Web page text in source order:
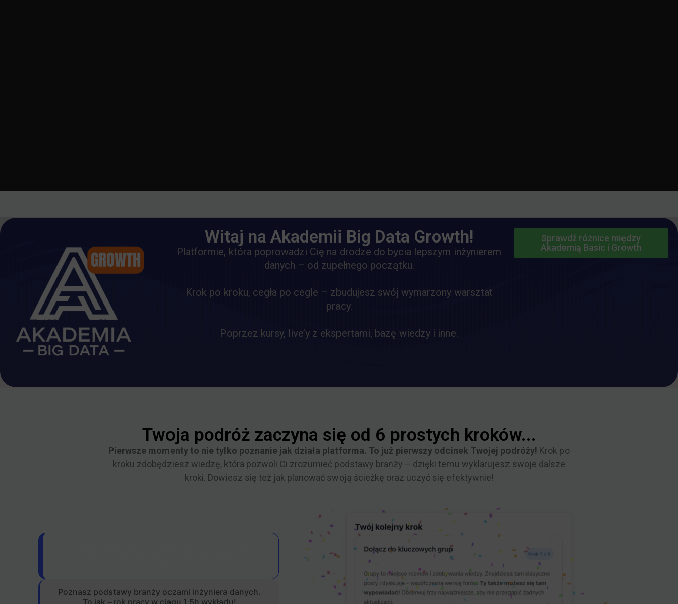
Witaj na Akademii Big Data Growth!
Platformie, która poprowadzi Cię na drodze do bycia lepszym inżynierem
danych – od zupełnego początku.
Krok po kroku, cegła po cegle – zbudujesz swój wymarzony warsztat
pracy.
Poprzez kursy, live’y z ekspertami, bazę wiedzy i inne.
Sprawdź różnice między
Akademią Basic i Growth
Twoja podróż zaczyna się od 6 prostych kroków...
Pierwsze momenty to nie tylko poznanie jak działa platforma. To już pierwszy odcinek Twojej podróży! Krok po
kroku zdobędziesz wiedzę, która pozwoli Ci zrozumieć podstawy branży – dzięki temu wyklarujesz swoje dalsze
kroki. Dowiesz się też jak planować swoją ścieżkę oraz uczyć się efektywnie!
Poznasz podstawy branży oczami inżyniera danych.